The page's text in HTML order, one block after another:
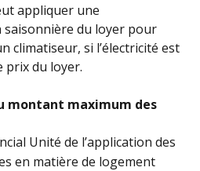
appliquer une
du loyer pour
climatiseur, si l’électricité est
prix du loyer.
montant maximum des
Unité de l’application des
en matière de logement